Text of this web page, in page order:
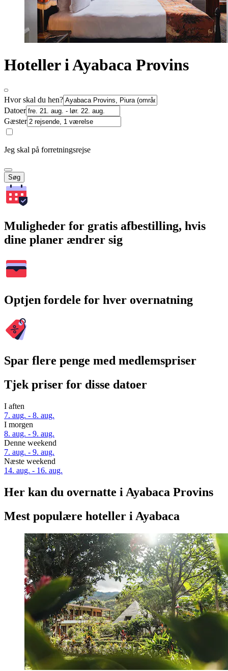
Hoteller i Ayabaca Provins
Hvor skal du hen?
Datoer
Gæster
Jeg skal på forretningsrejse
Søg
Muligheder for gratis afbestilling, hvis
dine planer ændrer sig
Optjen fordele for hver overnatning
Spar flere penge med medlemspriser
Tjek priser for disse datoer
I aften
7. aug. - 8. aug.
I morgen
8. aug. - 9. aug.
Denne weekend
7. aug. - 9. aug.
Næste weekend
14. aug. - 16. aug.
Her kan du overnatte i Ayabaca Provins
Mest populære hoteller i Ayabaca